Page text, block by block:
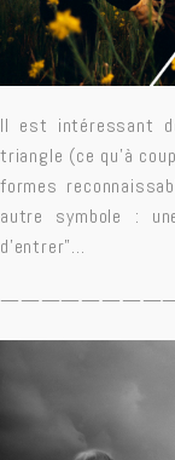
Il est intéressant
triangle (ce qu’à
formes
autre symbole :
d’entrer”…